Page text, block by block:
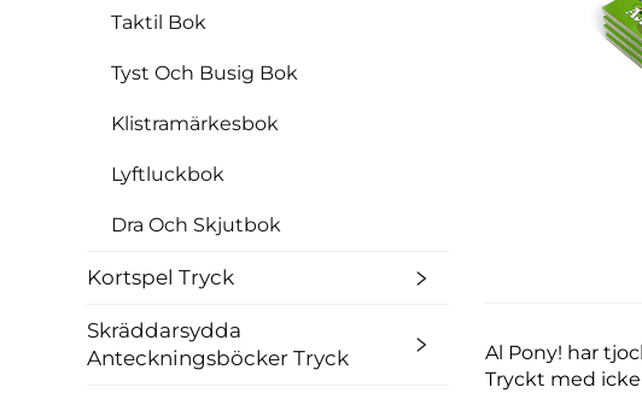
Taktil Bok
Tyst Och Busig Bok
Klistramärkesbok
Lyftluckbok
Dra Och Skjutbok
Kortspel Tryck
Skräddarsydda
Anteckningsböcker Tryck
Al Pony! har
Tryckt med